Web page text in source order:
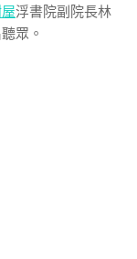
浮書院副院長林
眾。